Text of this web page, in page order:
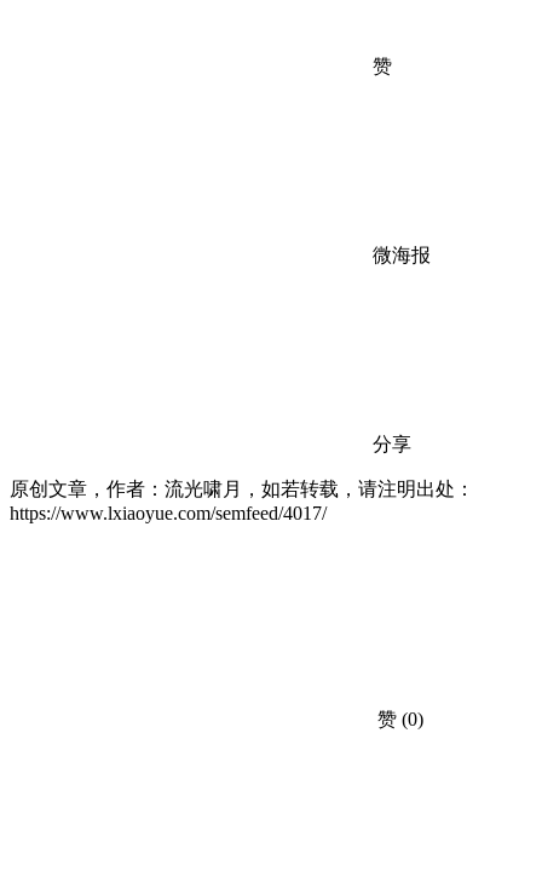
赞
微海报
分享
原创文章，作者：流光啸月，如若转载，请注明出处：
https://www.lxiaoyue.com/semfeed/4017/
赞 (0)